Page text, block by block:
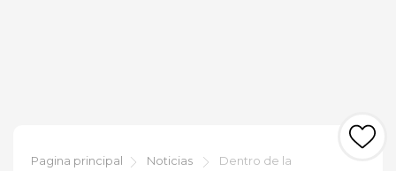
Pagina principal Noticias
Dentro de la